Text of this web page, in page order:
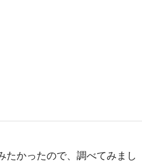
たかったので、調べてみまし